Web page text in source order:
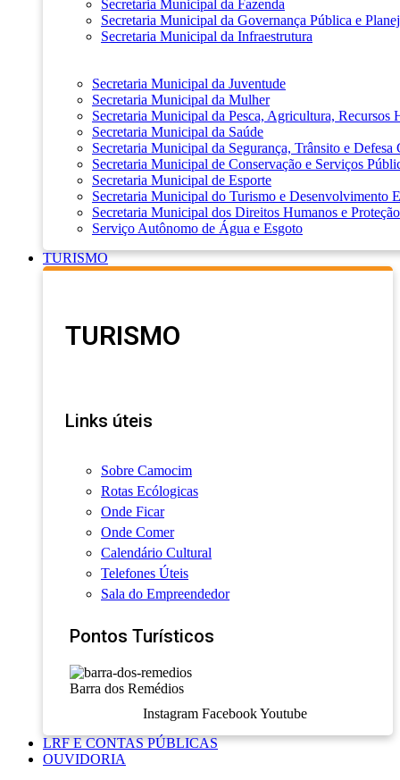
Secretaria Municipal da Fazenda
Secretaria Municipal da Governança Pública e
Secretaria Municipal da Infraestrutura
Secretaria Municipal da Juventude
Secretaria Municipal da Mulher
Secretaria Municipal da Pesca, Agricultura, Recursos
Secretaria Municipal da Saúde
Secretaria Municipal da Segurança, Trânsito e Defesa
Secretaria Municipal de Conservação e Serviços
Secretaria Municipal de Esporte
Secretaria Municipal do Turismo e Desenvolvimento
Secretaria Municipal dos Direitos Humanos e
Serviço Autônomo de Água e Esgoto
TURISMO
TURISMO
Links úteis
Sobre Camocim
Rotas Ecólogicas
Onde Ficar
Onde Comer
Calendário Cultural
Telefones Úteis
Sala do Empreendedor
Pontos Turísticos
Barra dos Remédios
Instagram Facebook Youtube
LRF E CONTAS PÚBLICAS
OUVIDORIA